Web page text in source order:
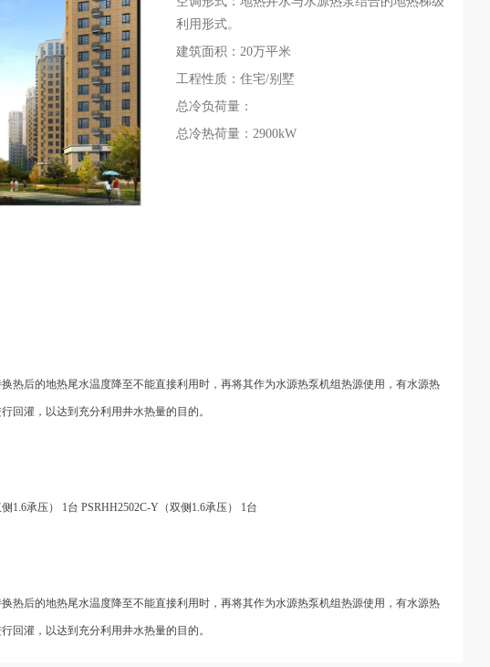
利用形式。
建筑面积：20万平米
工程性质：住宅/别墅
总冷负荷量：
总冷热荷量：2900kW
热后的地热尾水温度降至不能直接利用时，再将其作为水源热泵机组热源使用，有水源热
回灌，以达到充分利用井水热量的目的。
1.6承压） 1台 PSRHH2502C-Y（双侧1.6承压） 1台
热后的地热尾水温度降至不能直接利用时，再将其作为水源热泵机组热源使用，有水源热
回灌，以达到充分利用井水热量的目的。